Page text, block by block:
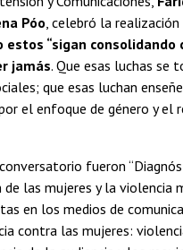
Póo , celebró la
“sigan consolidando
jamás. Que esas luchas se
que esas luchan
el enfoque de género y el
fueron
las mujeres y la violencia
en los medios de
contra las mujeres: